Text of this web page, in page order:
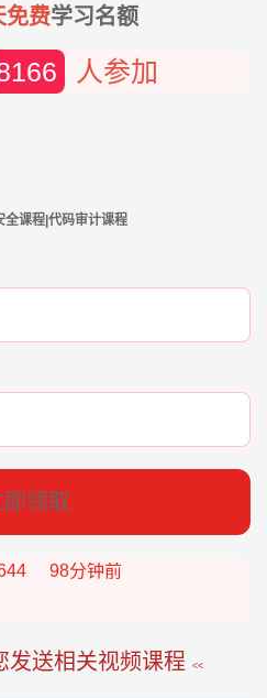
免费学习名额
人参加
全课程|代码审计课程
即领取22分钟前
发送相关视频课程 <<